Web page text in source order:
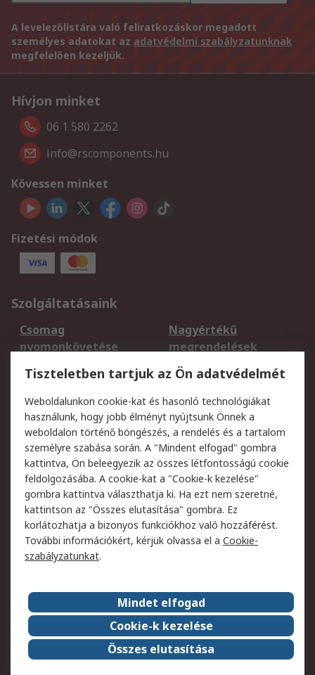
A levelezőlistára való feliratkozáskor megadott
személyes adatokat az adatvédelmi szabályzatunknak
megfelelően kezeljük.
Hívjon minket
06 1 580 2262
info@rscomponents.hu
Kövessen minket
Fizetési módok
Szolgáltatásaink
Csomag
nyomonkövetése
Nagyértékű
megrendelések
Regisztráció
Szállítás
Termékvisszaküldés
Szolgáltatások
Jogi
Adatvédelmi
szabályzat
Az RS értékesítési
feltételei
Cookie szabályzat
Email biztonság
Webhelyre vonatkozó
feltételek
Weboldal felhasználói
szabályzata
Képviseletek
Rólunk
Vállalatcsoport
Karrier
Díjak és elismerések
ESG globális célok
Tiszteletben tartjuk az Ön adatvédelmét
Weboldalunkon cookie-kat és hasonló technológiákat
használunk, hogy jobb élményt nyújtsunk Önnek a
weboldalon történő böngészés, a rendelés és a tartalom
személyre szabása során. A "Mindent elfogad" gombra
kattintva, Ön beleegyezik az összes létfontosságú cookie
feldolgozásába. A cookie-kat a "Cookie-k kezelése"
gombra kattintva választhatja ki. Ha ezt nem szeretné,
kattintson az "Összes elutasítása" gombra. Ez
korlátozhatja a bizonyos funkciókhoz való hozzáférést.
További információkért, kérjük olvassa el a Cookie-
szabályzatunkat.
Mindet elfogad
Cookie-k kezelése
Összes elutasítása